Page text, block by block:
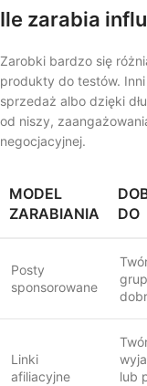
Ile zarabia
Zarobki bardzo się
produkty do testów.
sprzedaż albo dzięki
od niszy,
negocjacyjnej.
MODEL
ZARABIANIA
DO
Posty
sponsorowane
Linki
afiliacyjne
lub